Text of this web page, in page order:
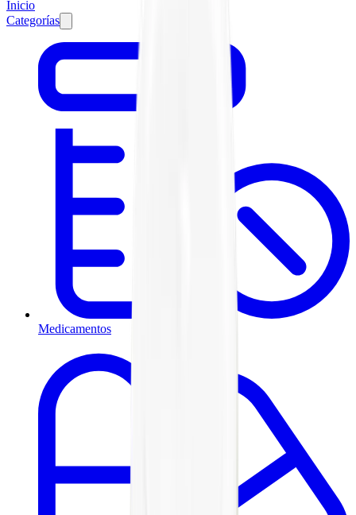
Inicio
Categorías
Medicamentos